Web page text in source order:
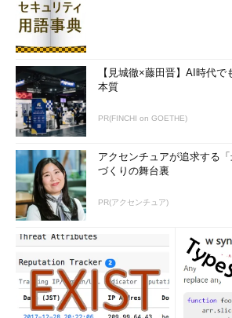
【見城徹×藤田晋】AI時代
本質
PR(FINCHI on GOETHE)
アクセンチュアが追求する「
づくりの舞台裏
PR(アクセンチュア)